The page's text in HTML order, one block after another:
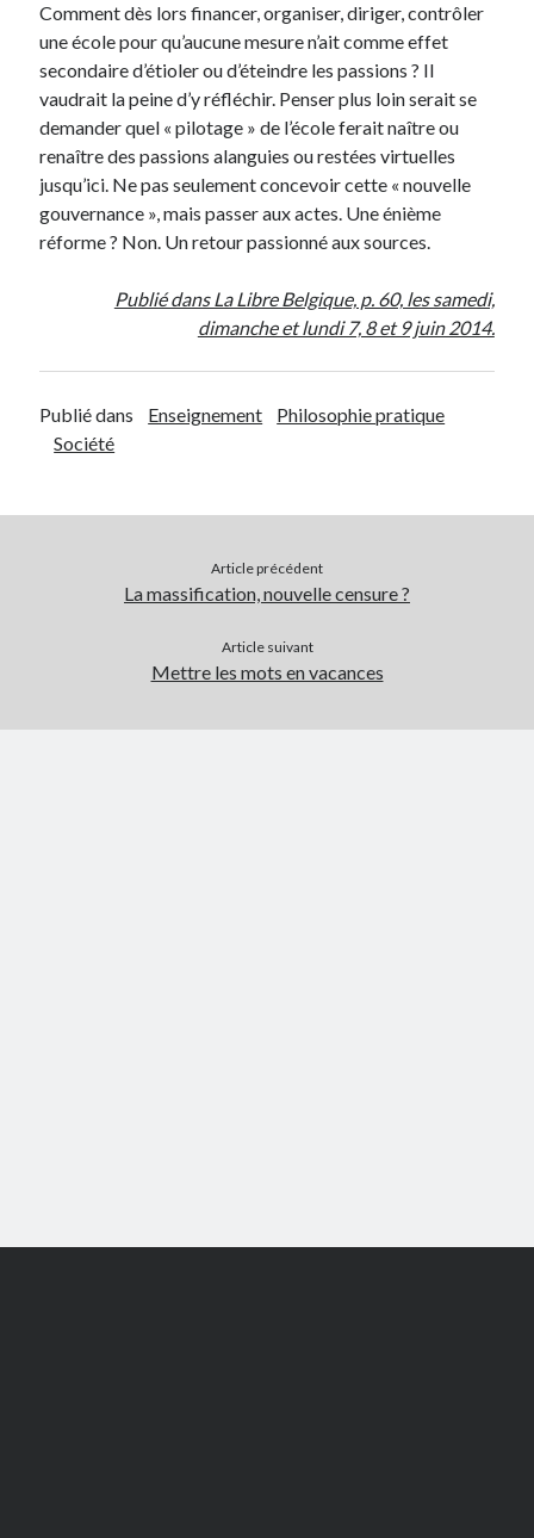
Comment dès lors financer, organiser, diriger, contrôler
une école pour qu’aucune mesure n’ait comme effet
secondaire d’étioler ou d’éteindre les passions ? Il
vaudrait la peine d’y réfléchir. Penser plus loin serait se
demander quel « pilotage » de l’école ferait naître ou
renaître des passions alanguies ou restées virtuelles
jusqu’ici. Ne pas seulement concevoir cette « nouvelle
gouvernance », mais passer aux actes. Une énième
réforme ? Non. Un retour passionné aux sources.
Publié dans La Libre Belgique, p. 60, les samedi,
dimanche et lundi 7, 8 et 9 juin 2014.
Publié dans Enseignement
Philosophie pratique
Société
Article précédent
La massification, nouvelle censure ?
Article suivant
Mettre les mots en vacances